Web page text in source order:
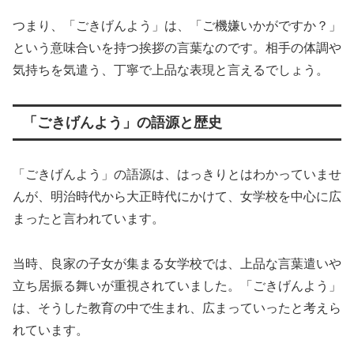
つまり、「ごきげんよう」は、「ご機嫌いかがですか？」
という意味合いを持つ挨拶の言葉なのです。相手の体調や
気持ちを気遣う、丁寧で上品な表現と言えるでしょう。
「ごきげんよう」の語源と歴史
「ごきげんよう」の語源は、はっきりとはわかっていませ
んが、明治時代から大正時代にかけて、女学校を中心に広
まったと言われています。
当時、良家の子女が集まる女学校では、上品な言葉遣いや
立ち居振る舞いが重視されていました。「ごきげんよう」
は、そうした教育の中で生まれ、広まっていったと考えら
れています。